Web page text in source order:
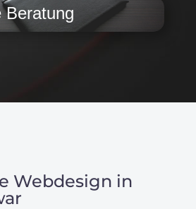
Beratung
Webdesign in